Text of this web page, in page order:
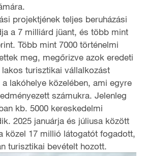
projektjének teljes beruházási
a 7 milliárd jüant, és több mint
Több mint 7000 történelmi
meg, megőrizve azok eredeti
turisztikai vállalkozást
lakóhelye közelében, ami egyre
számukra. Jelenleg
kb. 5000 kereskedelmi
2025 januárja és júliusa között
közel 17 millió látogatót fogadott,
turisztikai bevételt hozott.